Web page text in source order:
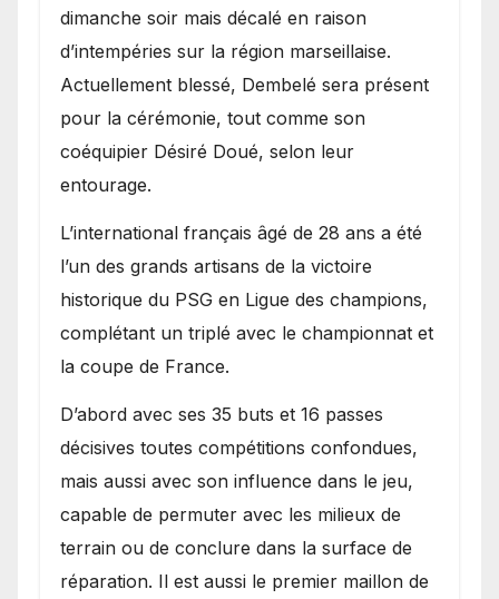
dimanche soir mais décalé en raison
d’intempéries sur la région marseillaise.
Actuellement blessé, Dembelé sera présent
pour la cérémonie, tout comme son
coéquipier Désiré Doué, selon leur
entourage.
L’international français âgé de 28 ans a été
l’un des grands artisans de la victoire
historique du PSG en Ligue des champions,
complétant un triplé avec le championnat et
la coupe de France.
D’abord avec ses 35 buts et 16 passes
décisives toutes compétitions confondues,
mais aussi avec son influence dans le jeu,
capable de permuter avec les milieux de
terrain ou de conclure dans la surface de
réparation. Il est aussi le premier maillon de